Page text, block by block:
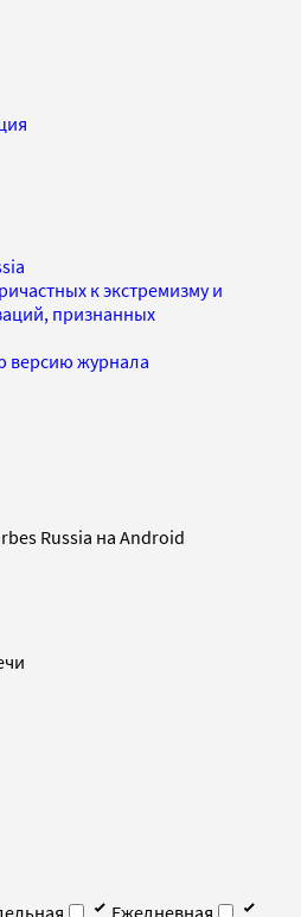
к экстремизму и
признанных
версию журнала
Russia на Android
Ежедневная